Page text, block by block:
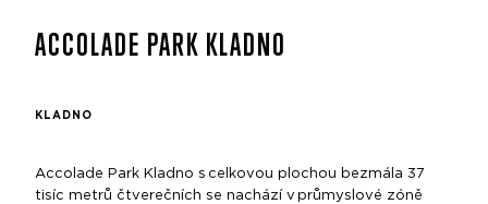
ACCOLADE PARK KLADNO
KLADNO
Accolade Park Kladno s celkovou plochou bezmála 37
tisíc metrů čtverečních se nachází v průmyslové zóně